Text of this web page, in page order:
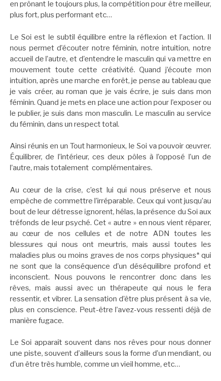
en prônant le toujours plus, la compétition pour être meilleur,
plus fort, plus performant etc…
Le Soi est le subtil équilibre entre la réflexion et l’action. Il
nous permet d’écouter notre féminin, notre intuition, notre
accueil de l’autre, et d’entendre le masculin qui va mettre en
mouvement toute cette créativité. Quand j’écoute mon
intuition, après une marche en forêt, je pense au tableau que
je vais créer, au roman que je vais écrire, je suis dans mon
féminin. Quand je mets en place une action pour l’exposer ou
le publier, je suis dans mon masculin. Le masculin au service
du féminin, dans un respect total.
Ainsi réunis en un Tout harmonieux, le Soi va pouvoir œuvrer.
Équilibrer, de l’intérieur, ces deux pôles à l’opposé l’un de
l’autre, mais totalement complémentaires.
Au cœur de la crise, c’est lui qui nous préserve et nous
empêche de commettre l’irréparable. Ceux qui vont jusqu’au
bout de leur détresse ignorent, hélas, la présence du Soi aux
tréfonds de leur psyché. Cet « autre » en nous vient réparer,
au cœur de nos cellules et de notre ADN toutes les
blessures qui nous ont meurtris, mais aussi toutes les
maladies plus ou moins graves de nos corps physiques* qui
ne sont que la conséquence d’un déséquilibre profond et
inconscient. Nous pouvons le rencontrer donc dans les
rêves, mais aussi avec un thérapeute qui nous le fera
ressentir, et vibrer. La sensation d’être plus présent à sa vie,
plus en conscience. Peut-être l’avez-vous ressenti déjà de
manière fugace.
Le Soi apparaît souvent dans nos rêves pour nous donner
une piste, souvent d’ailleurs sous la forme d’un mendiant, ou
d’un être très humble, comme un vieil homme, etc…